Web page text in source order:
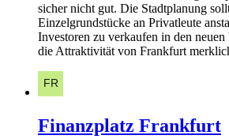
sicher nicht gut. Die Stadtplanung
Einzelgrundstücke an Privatleute
Investoren zu verkaufen in den
die Attraktivität von Frankfurt
Finanzplatz Frankfurt